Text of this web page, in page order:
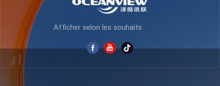
Afficher selon les souhaits